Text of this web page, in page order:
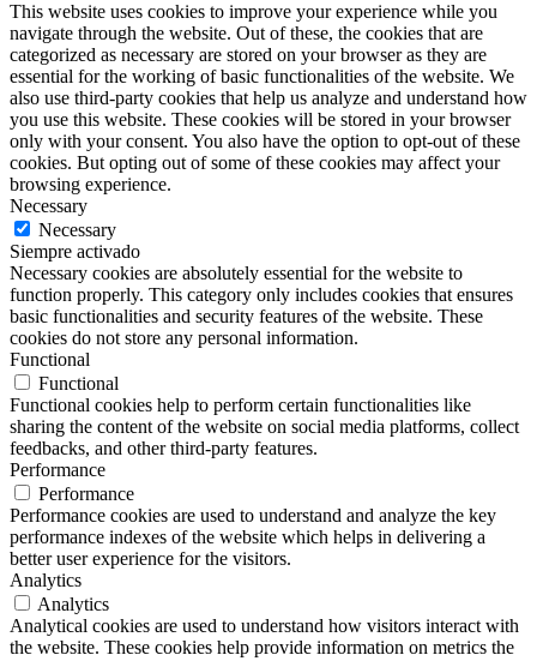
This website uses cookies to improve your experience while you
navigate through the website. Out of these, the cookies that are
categorized as necessary are stored on your browser as they are
essential for the working of basic functionalities of the website. We
also use third-party cookies that help us analyze and understand how
you use this website. These cookies will be stored in your browser
only with your consent. You also have the option to opt-out of these
cookies. But opting out of some of these cookies may affect your
browsing experience.
Necessary
Necessary
Siempre activado
Necessary cookies are absolutely essential for the website to
function properly. This category only includes cookies that ensures
basic functionalities and security features of the website. These
cookies do not store any personal information.
Functional
Functional
Functional cookies help to perform certain functionalities like
sharing the content of the website on social media platforms, collect
feedbacks, and other third-party features.
Performance
Performance
Performance cookies are used to understand and analyze the key
performance indexes of the website which helps in delivering a
better user experience for the visitors.
Analytics
Analytics
Analytical cookies are used to understand how visitors interact with
the website. These cookies help provide information on metrics the